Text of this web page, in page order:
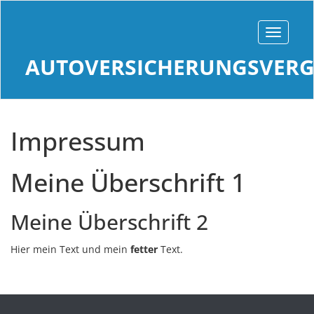
Impressum
Meine Überschrift 1
Meine Überschrift 2
Hier mein Text und mein fetter Text.